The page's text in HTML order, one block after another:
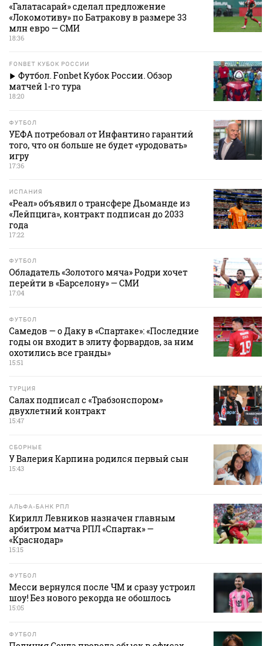
«Галатасарай» сделал предложение
«Локомотиву» по Батракову в размере 33
млн евро — СМИ
18:36
FONBET КУБОК РОССИИ
Футбол. Fonbet Кубок России. Обзор
матчей 1-го тура
18:20
ФУТБОЛ
УЕФА потребовал от Инфантино гарантий
того, что он больше не будет «уродовать»
игру
17:36
ИСПАНИЯ
«Реал» объявил о трансфере Дьоманде из
«Лейпцига», контракт подписан до 2033
года
17:22
ФУТБОЛ
Обладатель «Золотого мяча» Родри хочет
перейти в «Барселону» — СМИ
17:04
ФУТБОЛ
Самедов — о Даку в «Спартаке»: «Последние
годы он входит в элиту форвардов, за ним
охотились все гранды»
15:51
ТУРЦИЯ
Салах подписал с «Трабзонспором»
двухлетний контракт
15:47
СБОРНЫЕ
У Валерия Карпина родился первый сын
15:43
АЛЬФА-БАНК РПЛ
Кирилл Левников назначен главным
арбитром матча РПЛ «Спартак» —
«Краснодар»
15:15
ФУТБОЛ
Месси вернулся после ЧМ и сразу устроил
шоу! Без нового рекорда не обошлось
15:05
ФУТБОЛ